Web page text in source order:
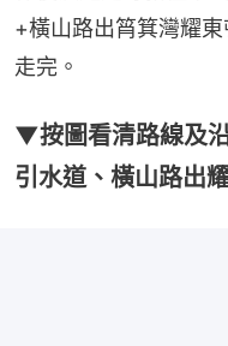
+橫山路出筲箕灣耀
走完。
▼按圖看清路線及
引水道、橫山路出